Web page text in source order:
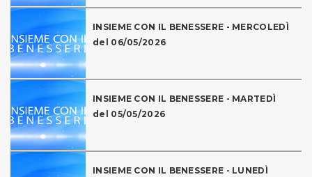
INSIEME CON IL BENESSERE - MERCOLEDÌ
del 06/05/2026
INSIEME CON IL BENESSERE - MARTEDÌ
del 05/05/2026
INSIEME CON IL BENESSERE - LUNEDÌ